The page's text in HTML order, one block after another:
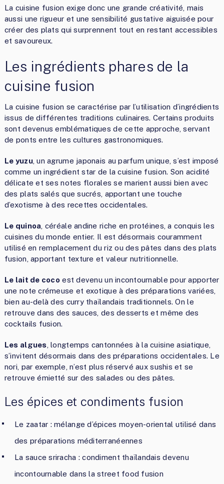
La cuisine fusion exige donc une grande créativité, mais
aussi une rigueur et une sensibilité gustative aiguisée pour
créer des plats qui surprennent tout en restant accessibles
et savoureux.
Les ingrédients phares de la
cuisine fusion
La cuisine fusion se caractérise par l’utilisation d’ingrédients
issus de différentes traditions culinaires. Certains produits
sont devenus emblématiques de cette approche, servant
de ponts entre les cultures gastronomiques.
Le yuzu, un agrume japonais au parfum unique, s’est imposé
comme un ingrédient star de la cuisine fusion. Son acidité
délicate et ses notes florales se marient aussi bien avec
des plats salés que sucrés, apportant une touche
d’exotisme à des recettes occidentales.
Le quinoa , céréale andine riche en protéines, a conquis les
cuisines du monde entier. Il est désormais couramment
utilisé en remplacement du riz ou des pâtes dans des plats
fusion, apportant texture et valeur nutritionnelle.
Le lait de coco est devenu un incontournable pour apporter
une note crémeuse et exotique à des préparations variées,
bien au-delà des curry thaïlandais traditionnels. On le
retrouve dans des sauces, des desserts et même des
cocktails fusion.
Les algues , longtemps cantonnées à la cuisine asiatique,
s’invitent désormais dans des préparations occidentales. Le
nori, par exemple, n’est plus réservé aux sushis et se
retrouve émietté sur des salades ou des pâtes.
Les épices et condiments fusion
Le zaatar : mélange d’épices moyen-oriental utilisé dans
des préparations méditerranéennes
La sauce sriracha : condiment thaïlandais devenu
incontournable dans la street food fusion